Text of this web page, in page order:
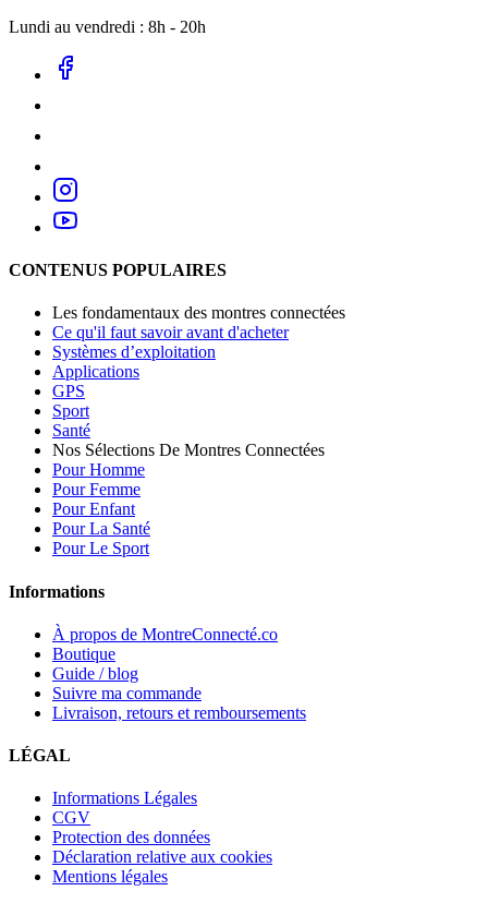
Lundi au vendredi : 8h - 20h
CONTENUS POPULAIRES
Les fondamentaux des montres connectées
Ce qu'il faut savoir avant d'acheter
Systèmes d’exploitation
Applications
GPS
Sport
Santé
Nos Sélections De Montres Connectées
Pour Homme
Pour Femme
Pour Enfant
Pour La Santé
Pour Le Sport
Informations
À propos de MontreConnecté.co
Boutique
Guide / blog
Suivre ma commande
Livraison, retours et remboursements
LÉGAL
Informations Légales
CGV
Protection des données
Déclaration relative aux cookies
Mentions légales